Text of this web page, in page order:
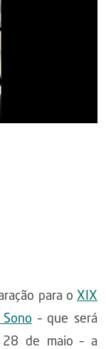
para o XIX
– que será
28 de maio – a